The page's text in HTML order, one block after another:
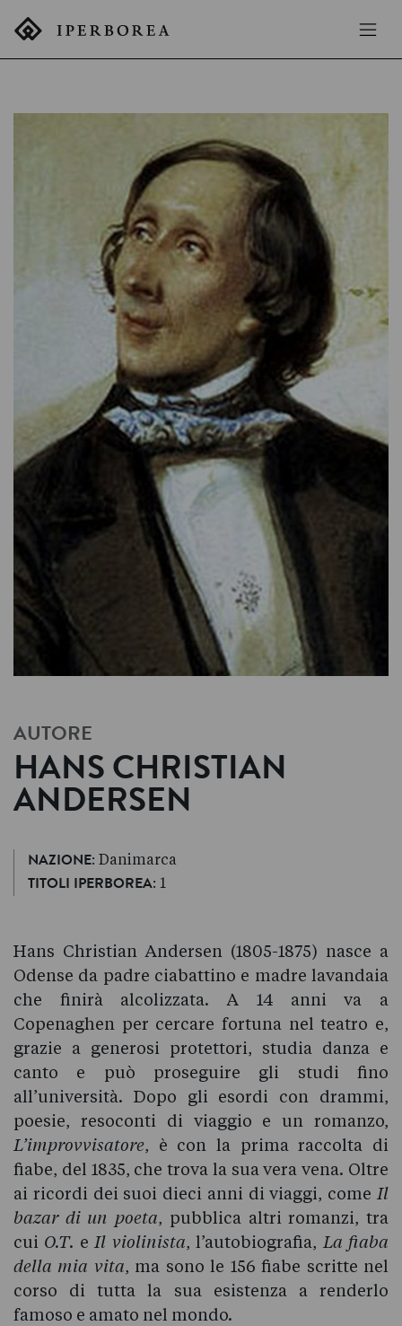
AUTORE
HANS CHRISTIAN
ANDERSEN
NAZIONE: Danimarca
TITOLI IPERBOREA: 1
Hans Christian Andersen (1805-1875) nasce a
Odense da padre ciabattino e madre lavandaia
che finirà alcolizzata. A 14 anni va a
Copenaghen per cercare fortuna nel teatro e,
grazie a generosi protettori, studia danza e
canto e può proseguire gli studi fino
all’università. Dopo gli esordi con drammi,
poesie, resoconti di viaggio e un romanzo,
L’improvvisatore, è con la prima raccolta di
fiabe, del 1835, che trova la sua vera vena. Oltre
ai ricordi dei suoi dieci anni di viaggi, come Il
bazar di un poeta, pubblica altri romanzi, tra
cui O.T. e Il violinista, l’autobiografia, La fiaba
della mia vita, ma sono le 156 fiabe scritte nel
corso di tutta la sua esistenza a renderlo
famoso e amato nel mondo.